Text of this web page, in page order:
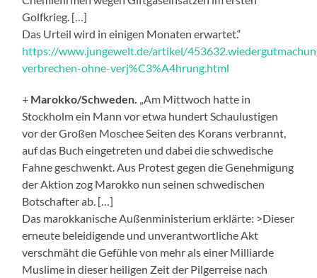
Golfkrieg. […]
Das Urteil wird in einigen Monaten erwartet.“
https://www.jungewelt.de/artikel/
verbrechen-ohne-verj%C3%A4hrung.html
+ Marokko/Schweden.
„Am Mittwoch hatte in
Stockholm ein Mann vor etwa hundert Schaulustigen
vor der Großen Moschee Seiten des Korans verbrannt,
auf das Buch eingetreten und dabei die schwedische
Fahne geschwenkt. Aus Protest gegen die Genehmigung
der Aktion zog Marokko nun seinen schwedischen
Botschafter ab. […]
Das marokkanische Außenministerium erklärte: >Dieser
erneute beleidigende und unverantwortliche Akt
verschmäht die Gefühle von mehr als einer Milliarde
Muslime in dieser heiligen Zeit der Pilgerreise nach